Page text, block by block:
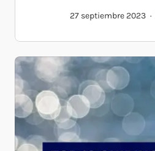
27 septiembre 2023